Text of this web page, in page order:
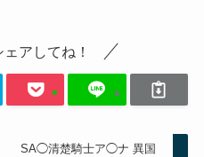
アしてね！
SA◯清楚騎士ア◯ナ 異国